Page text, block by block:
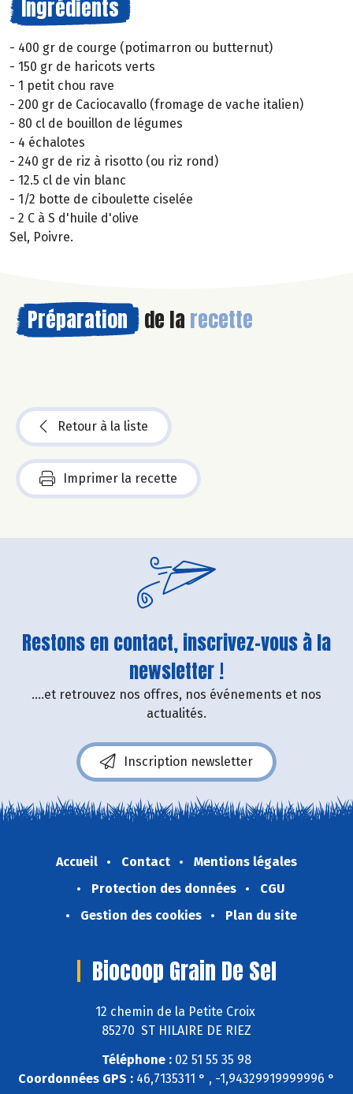
Ingrédients
- 400 gr de courge (potimarron ou butternut)
- 150 gr de haricots verts
- 1 petit chou rave
- 200 gr de Caciocavallo (fromage de vache italien)
- 80 cl de bouillon de légumes
- 4 échalotes
- 240 gr de riz à risotto (ou riz rond)
- 12.5 cl de vin blanc
- 1/2 botte de ciboulette ciselée
- 2 C à S d'huile d'olive
Sel, Poivre.
Préparation de la recette
Retour à la liste
Imprimer la recette
Restons en contact, inscrivez-vous à la
newsletter !
....et retrouvez nos offres, nos événements et nos
actualités.
Inscription newsletter
Accueil Contact
Mentions légales
Protection des données
CGU
Gestion des cookies
Plan du site
Biocoop Grain De Sel
12 chemin de la Petite Croix
85270 ST HILAIRE DE RIEZ
Téléphone : 02 51 55 35 98
Coordonnées GPS : 46,7135311 ° , -1,94329919999996 °